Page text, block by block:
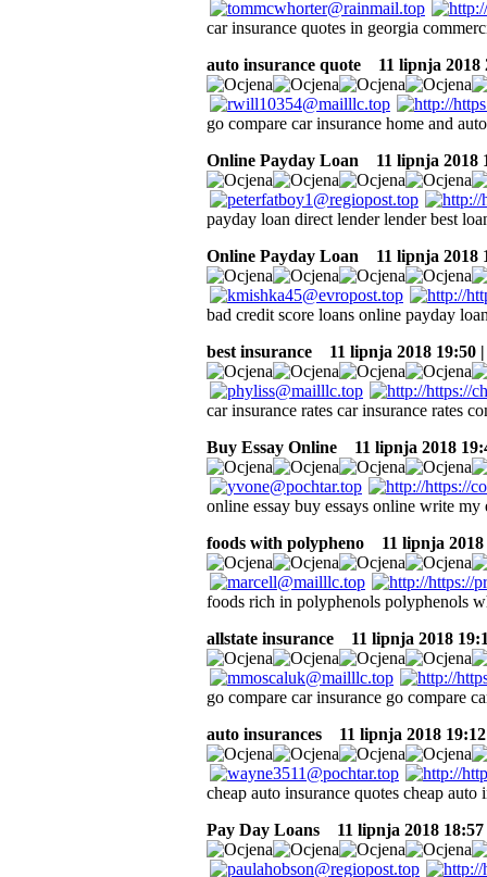
car insurance quotes in georgia
auto insurance quote
11 lipnja 2018
go compare car insurance home and
Online Payday Loan
11 lipnja 2018
payday loan direct lender lender best
Online Payday Loan
11 lipnja 2018
bad credit score loans online payday
best insurance
11 lipnja 2018 19:50
car insurance rates car insurance rates
Buy Essay Online
11 lipnja 2018
online essay buy essays online write my
foods with polypheno
11 lipnja
foods rich in polyphenols polyphenols
allstate insurance
11 lipnja 2018
go compare car insurance go compare
auto insurances
11 lipnja 2018
cheap auto insurance quotes cheap
Pay Day Loans
11 lipnja 2018